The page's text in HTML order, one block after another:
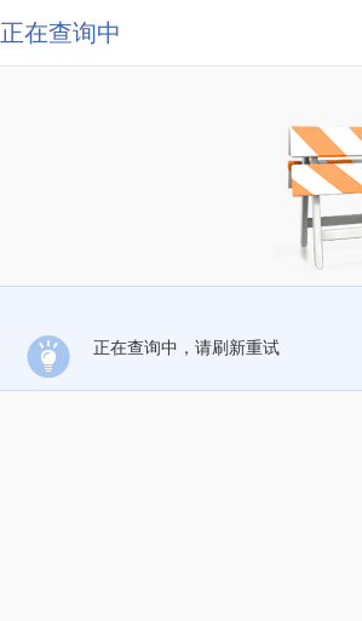
正在查询中
正在查询中，请刷新重试